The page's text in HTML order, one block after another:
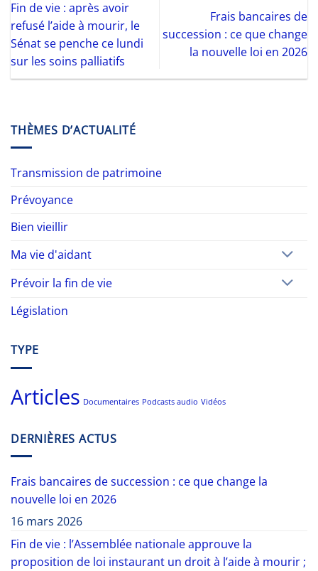
THÈMES D’ACTUALITÉ
Transmission de patrimoine
Prévoyance
Bien vieillir
Ma vie d'aidant
Prévoir la fin de vie
Législation
TYPE
Articles Documentaires Podcasts audio Vidéos
DERNIÈRES ACTUS
Frais bancaires de succession : ce que change la
nouvelle loi en 2026
16 mars 2026
Fin de vie : l’Assemblée nationale approuve la
proposition de loi instaurant un droit à l’aide à mourir ;
Fin de vie : après avoir
refusé l’aide à mourir, le
Sénat se penche ce lundi
sur les soins palliatifs
Frais bancaires de
succession : ce que change
la nouvelle loi en 2026